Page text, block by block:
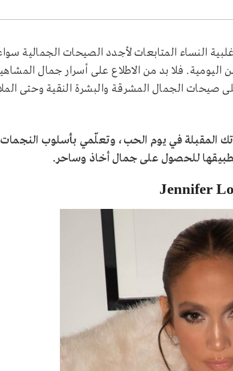
النساء المتابعات لأجدد الصيحات الجمالية
اليومية. فلا بد من الاطلاع على أسرار جمال
صيحات الجمال المشرقة والبشرة النقية وحتى
المقبلة في يوم الحب، وتعلّمي بأسلوب
للحصول على جمال أخاذ وساحر.